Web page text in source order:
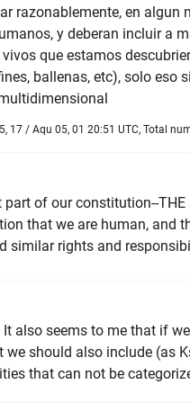
razonablemente, en algun
y deberan incluir a
que estamos
ballenas, etc), solo eso
17 / Aqu 05, 01 20:51 UTC, Total
part of our constitution--
that we are human, and
similar rights and
also seems to me that if
should also include (as
that can not be